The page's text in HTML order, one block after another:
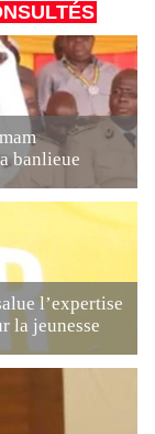
banlieue
l’expertise
la jeunesse